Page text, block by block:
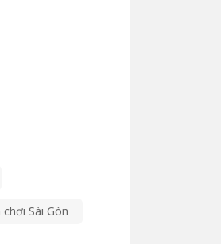
chơi Sài Gòn